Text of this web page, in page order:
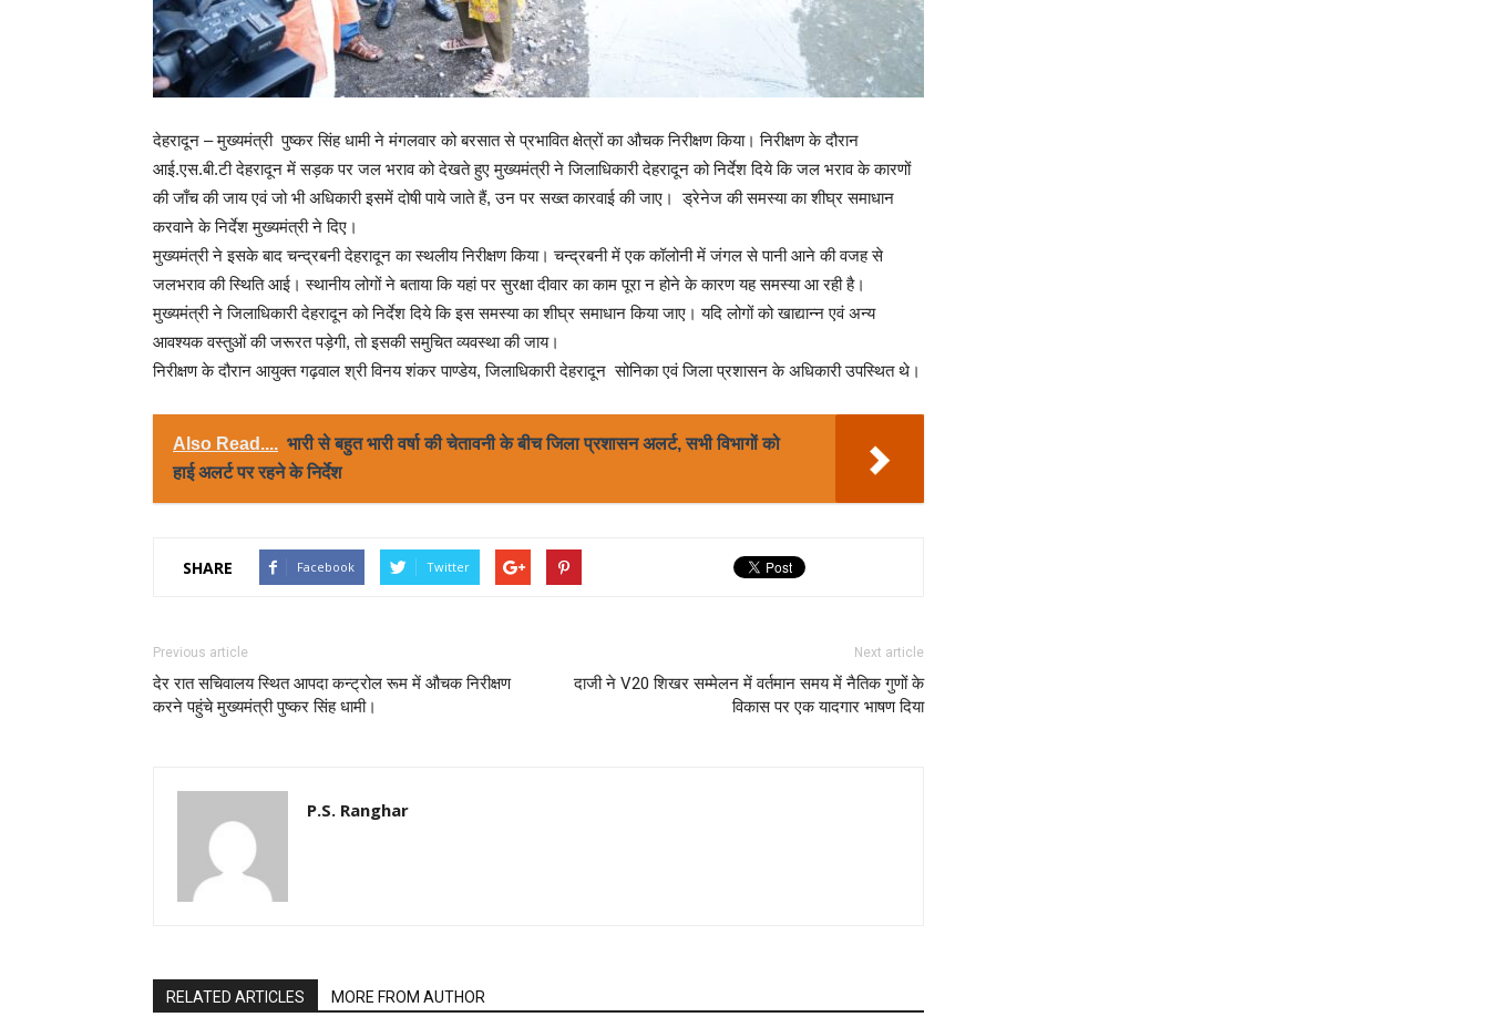
देहरादून – मुख्यमंत्री पुष्कर सिंह धामी ने मंगलवार को बरसात से प्रभावित क्षेत्रों का औचक निरीक्षण किया। निरीक्षण के दौरान
आई.एस.बी.टी देहरादून में सड़क पर जल भराव को देखते हुए मुख्यमंत्री ने जिलाधिकारी देहरादून को निर्देश दिये कि जल भराव के कारणों
की जाँच की जाय एवं जो भी अधिकारी इसमें दोषी पाये जाते हैं, उन पर सख्त कारवाई की जाए। ड्रेनेज की समस्या का शीघ्र समाधान
करवाने के निर्देश मुख्यमंत्री ने दिए।
मुख्यमंत्री ने इसके बाद चन्द्रबनी देहरादून का स्थलीय निरीक्षण किया। चन्द्रबनी में एक कॉलोनी में जंगल से पानी आने की वजह से
जलभराव की स्थिति आई। स्थानीय लोगों ने बताया कि यहां पर सुरक्षा दीवार का काम पूरा न होने के कारण यह समस्या आ रही है।
मुख्यमंत्री ने जिलाधिकारी देहरादून को निर्देश दिये कि इस समस्या का शीघ्र समाधान किया जाए। यदि लोगों को खाद्यान्न एवं अन्य
आवश्यक वस्तुओं की जरूरत पड़ेगी, तो इसकी समुचित व्यवस्था की जाय।
निरीक्षण के दौरान आयुक्त गढ़वाल श्री विनय शंकर पाण्डेय, जिलाधिकारी देहरादून सोनिका एवं जिला प्रशासन के अधिकारी उपस्थित थे।
Also Read.... भारी से बहुत भारी वर्षा की चेतावनी के बीच जिला प्रशासन अलर्ट, सभी विभागों को
हाई अलर्ट पर रहने के निर्देश
SHARE Facebook Twitter
Previous article
देर रात सचिवालय स्थित आपदा कन्ट्रोल रूम में औचक निरीक्षण
करने पहुंचे मुख्यमंत्री पुष्कर सिंह धामी।
Next article
दाजी ने V20 शिखर सम्मेलन में वर्तमान समय में नैतिक गुणों के
विकास पर एक यादगार भाषण दिया
P.S. Ranghar
RELATED ARTICLES MORE FROM AUTHOR